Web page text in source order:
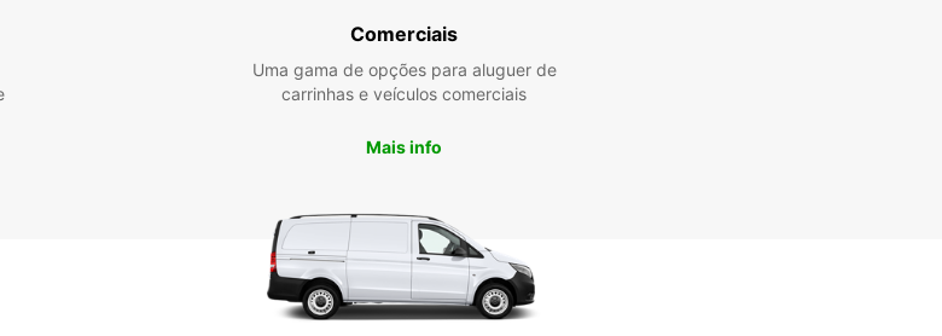
Comerciais
Uma gama de opções para aluguer de
carrinhas e veículos comerciais
Mais info